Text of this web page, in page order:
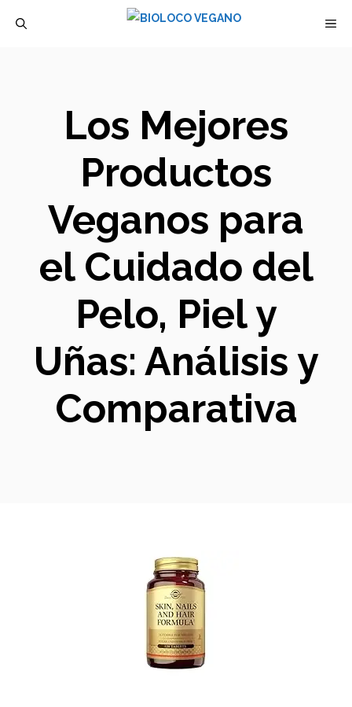
Los Mejores
Productos
Veganos para
el Cuidado del
Pelo, Piel y
Uñas: Análisis y
Comparativa